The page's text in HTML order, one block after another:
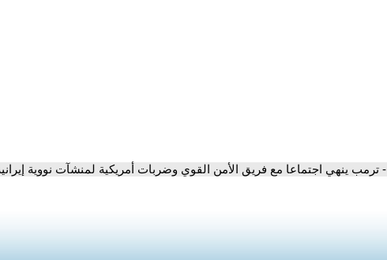
- ترمب ينهي اجتماعا مع فريق الأمن القوي وضربات أمريكية لمنشآت نووية